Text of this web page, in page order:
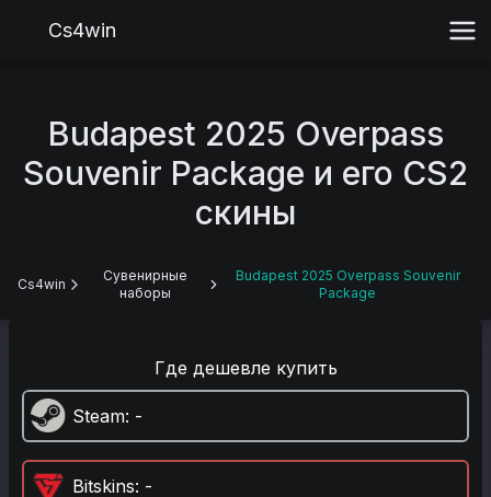
Cs4win
Budapest 2025 Overpass
Souvenir Package и его CS2
скины
Cs4win
Сувенирные
наборы
Budapest 2025 Overpass Souvenir
Package
Где дешевле купить
Steam: -
Bitskins: -